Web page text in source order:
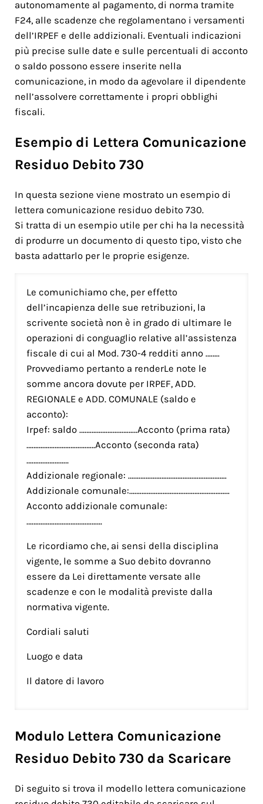
autonomamente al pagamento, di norma tramite
F24, alle scadenze che regolamentano i versamenti
dell’IRPEF e delle addizionali. Eventuali indicazioni
più precise sulle date e sulle percentuali di acconto
o saldo possono essere inserite nella
comunicazione, in modo da agevolare il dipendente
nell’assolvere correttamente i propri obblighi
fiscali.
Esempio di Lettera Comunicazione
Residuo Debito 730
In questa sezione viene mostrato un esempio di
lettera comunicazione residuo debito 730.
Si tratta di un esempio utile per chi ha la necessità
di produrre un documento di questo tipo, visto che
basta adattarlo per le proprie esigenze.
Le comunichiamo che, per effetto
dell’incapienza delle sue retribuzioni, la
scrivente società non è in grado di ultimare le
operazioni di conguaglio relative all’assistenza
fiscale di cui al Mod. 730-4 redditi anno ……..
Provvediamo pertanto a renderLe note le
somme ancora dovute per IRPEF, ADD.
REGIONALE e ADD. COMUNALE (saldo e
acconto):
Irpef: saldo ……………………………Acconto (prima rata)
…………………………………Acconto (seconda rata)
……………………
Addizionale regionale: ………………………………………………..
Addizionale comunale:…………………………………………………
Acconto addizionale comunale:
…………………………………….
Le ricordiamo che, ai sensi della disciplina
vigente, le somme a Suo debito dovranno
essere da Lei direttamente versate alle
scadenze e con le modalità previste dalla
normativa vigente.
Cordiali saluti
Luogo e data
Il datore di lavoro
Modulo Lettera Comunicazione
Residuo Debito 730 da Scaricare
Di seguito si trova il modello lettera comunicazione